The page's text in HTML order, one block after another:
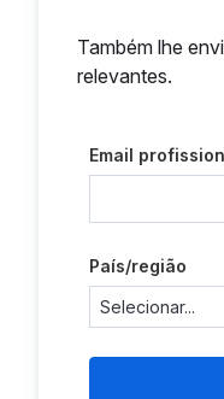
Também lhe
relevantes.
Email
País/região